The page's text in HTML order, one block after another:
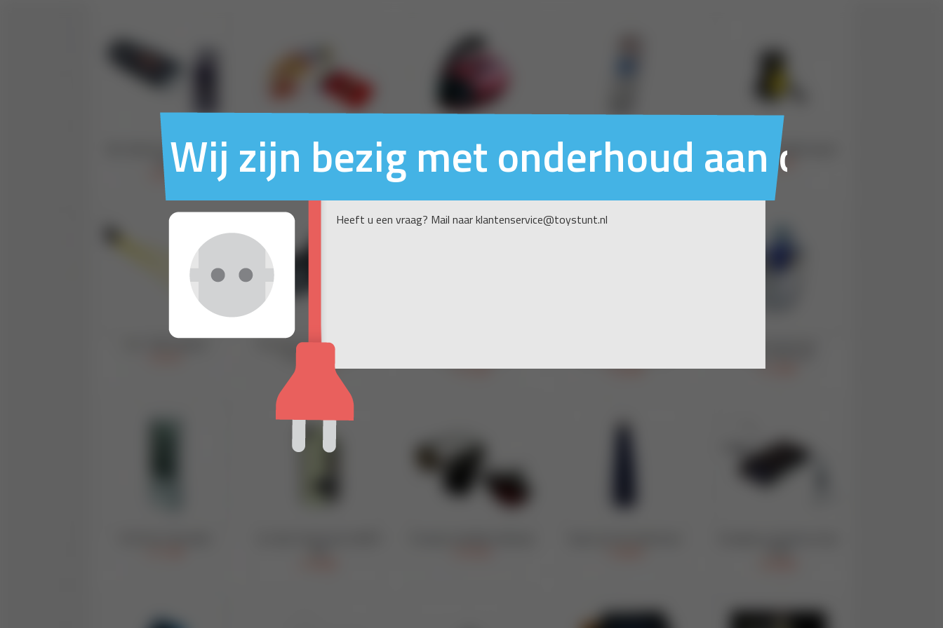
Wij zijn bezig met onderhoud aan ons
Heeft u een vraag? Mail naar klantenservice@toystunt.nl